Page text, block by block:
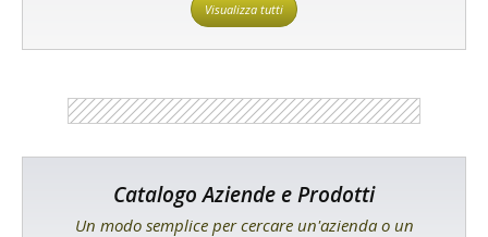
Visualizza tutti
Catalogo Aziende e Prodotti
Un modo semplice per cercare un'azienda o un